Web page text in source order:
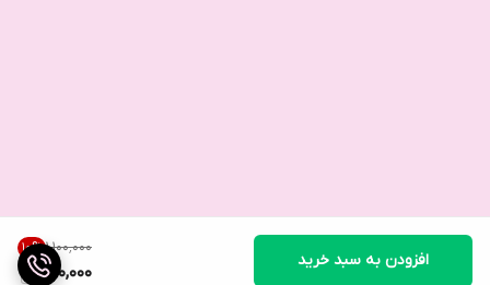
۱٬۱۰۰٬۰۰۰ 10%
990,000
افزودن به سبد خرید